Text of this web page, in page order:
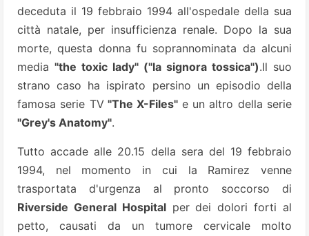
deceduta il 19 febbraio 1994 all'ospedale della sua
città natale, per insufficienza renale. Dopo la sua
morte, questa donna fu soprannominata da alcuni
media "the toxic lady" ("la signora tossica").Il suo
strano caso ha ispirato persino un episodio della
famosa serie TV"The X-Files" e un altro della serie
"Grey's Anatomy".
Tutto accade alle 20.15 della sera del 19 febbraio
1994, nel momento in cui la Ramirez venne
trasportata d'urgenza al pronto soccorso di
Riverside General Hospitalper dei dolori forti al
petto, causati da un tumore cervicale molto